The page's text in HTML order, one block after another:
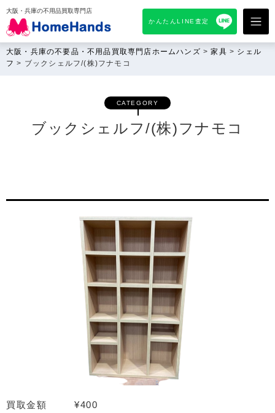
大阪・兵庫の不用品買取専門店
かんたんLINE査定
大阪・兵庫の不要品・不用品買取専門店ホームハンズ >家具 > シェル
フ > ブックシェルフ/(株)フナモコ
CATEGORY
ブックシェルフ/(株)フナモコ
買取金額
¥400